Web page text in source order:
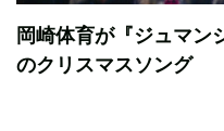
岡崎体育が『ジュマン
のクリスマスソング